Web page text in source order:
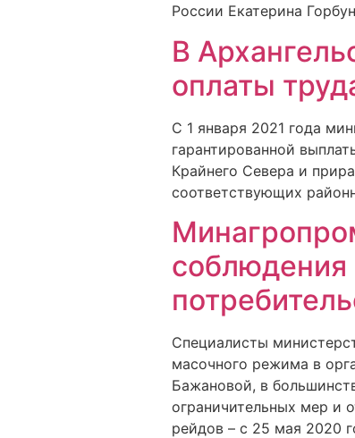
России Екатерина
В
оплаты
С 1 января 2021 года
гарантированной
Крайнего Севера и
соответствующих
соблюдения
Специалисты
масочного режима в
Бажановой, в
ограничительных мер и
рейдов – с 25 мая 2020